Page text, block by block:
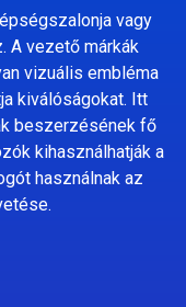
vagy
A vezető márkák
vizuális embléma
kiválóságokat. Itt
beszerzésének fő
kihasználhatják a
használnak az